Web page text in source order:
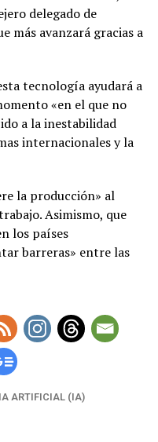
delegado de
más avanzará gracias a
tecnología ayudará a
«en el que no
a la inestabilidad
internacionales y la
la producción» al
Asimismo, que
los países
barreras» entre las
ARTIFICIAL (IA)